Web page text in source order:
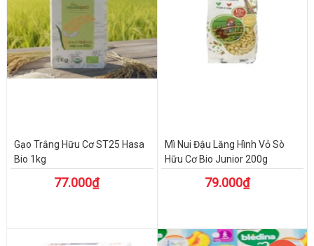
Gạo Trắng Hữu Cơ ST25 Hasa
Bio 1kg
77.000₫
Mì Nui Đậu Lăng Hình Vỏ Sò
Hữu Cơ Bio Junior 200g
79.000₫